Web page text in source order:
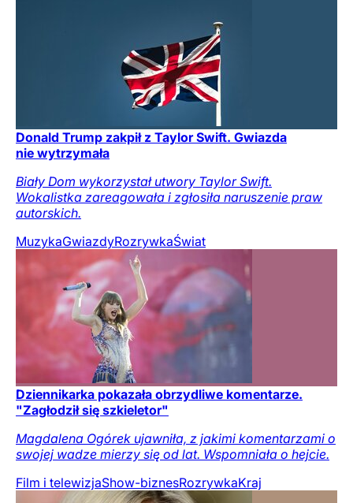
Donald Trump zakpił z Taylor Swift. Gwiazda
nie wytrzymała
Biały Dom wykorzystał utwory Taylor Swift.
Wokalistka zareagowała i zgłosiła naruszenie praw
autorskich.
MuzykaGwiazdyRozrywkaŚwiat
Dziennikarka pokazała obrzydliwe komentarze.
"Zagłodził się szkieletor"
Magdalena Ogórek ujawniła, z jakimi komentarzami o
swojej wadze mierzy się od lat. Wspomniała o hejcie.
Film i telewizjaShow-biznesRozrywkaKraj